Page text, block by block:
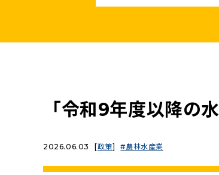
憲法
政治改革
「令和9年度以降の
2026.06.03 [政策] 農林水産業